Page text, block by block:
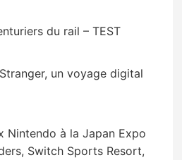
du rail – TEST
un voyage digital
Nintendo à la Japan Expo
Switch Sports Resort,